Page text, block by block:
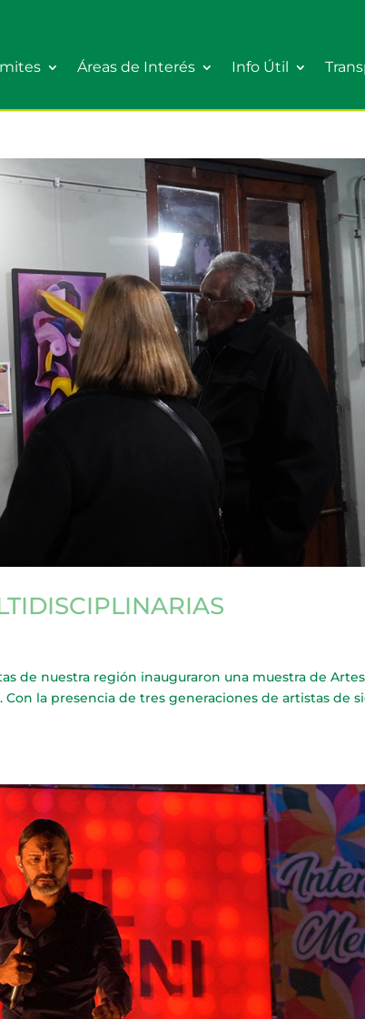
Áreas de Interés Info Útil
de nuestra región inauguraron una muestra de Artes
la presencia de tres generaciones de artistas de